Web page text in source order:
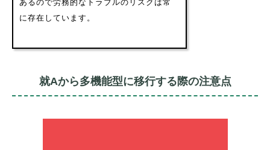
あるので労務的なトラブルのリスクは常
に存在しています。
就Aから多機能型に移行する際の注意点